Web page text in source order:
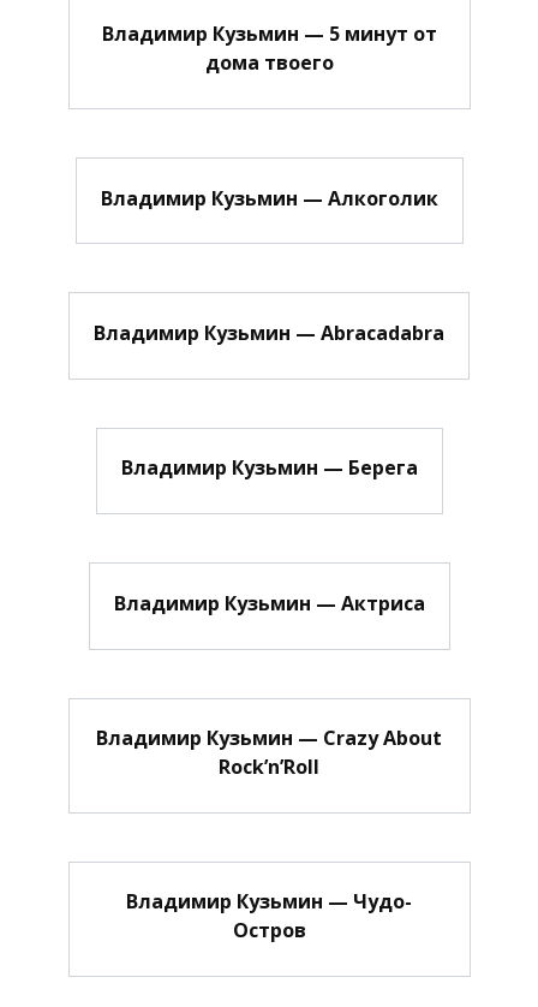
Владимир Кузьмин — 5 минут от
дома твоего
Владимир Кузьмин — Алкоголик
Владимир Кузьмин — Abracadabra
Владимир Кузьмин — Берега
Владимир Кузьмин — Актриса
Владимир Кузьмин — Crazy About
Rock’n’Roll
Владимир Кузьмин — Чудо-
Остров